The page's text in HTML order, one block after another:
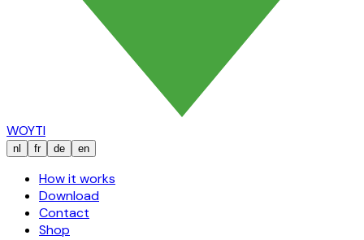
WOYTI
nl fr de en
How it works
Download
Contact
Shop